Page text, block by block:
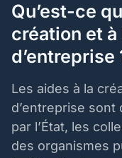
Qu’est-ce
création et
d’entreprise
Les aides à la
d’entreprise
par l’État, les
des organismes